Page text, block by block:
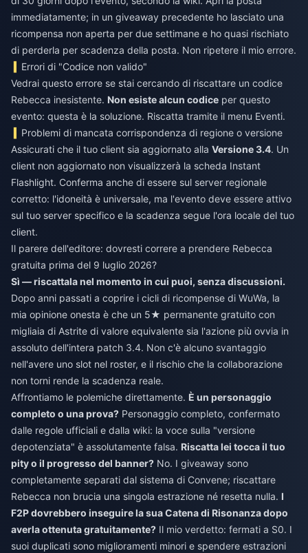
immediatamente; in un giveaway precedente ho lasciato una
ricompensa non aperta per due settimane e ho quasi rischiato
di perderla per scadenza della posta. Non ripetere il mio errore.
Errori di "Codice non valido"
Vedrai questo errore se stai cercando di riscattare un codice
Rebecca inesistente. Non esiste alcun codice per questo
evento: questa è la soluzione. Riscatta tramite il menu Eventi.
Problemi di mancata corrispondenza di regione o versione
Assicurati che il tuo client sia aggiornato alla Versione 3.4. Un
client non aggiornato non visualizzerà la scheda Instant
Flashlight. Conferma anche di essere sul server regionale
corretto: l'idoneità è universale, ma l'evento deve essere attivo
sul tuo server specifico e la scadenza segue l'ora locale del tuo
client.
Il parere dell'editore: dovresti correre a prendere Rebecca
gratuita prima del 9 luglio 2026?
Sì — riscattala nel momento in cui puoi, senza discussioni.
Dopo anni passati a coprire i cicli di ricompense di WuWa, la
mia opinione onesta è che un 5★ permanente gratuito con
migliaia di Astrite di valore equivalente sia l'azione più ovvia in
assoluto dell'intera patch 3.4. Non c'è alcuno svantaggio
nell'avere uno slot nel roster, e il rischio che la collaborazione
non torni rende la scadenza reale.
Affrontiamo le polemiche direttamente. È un personaggio
completo o una prova? Personaggio completo, confermato
dalle regole ufficiali e dalla wiki: la voce sulla "versione
depotenziata" è assolutamente falsa. Riscatta lei tocca il tuo
pity o il progresso del banner? No. I giveaway sono
completamente separati dal sistema di Convene; riscattare
Rebecca non brucia una singola estrazione né resetta nulla. I
F2P dovrebbero inseguire la sua Catena di Risonanza dopo
averla ottenuta gratuitamente? Il mio verdetto: fermati a S0. I
suoi duplicati sono miglioramenti minori e spendere estrazioni